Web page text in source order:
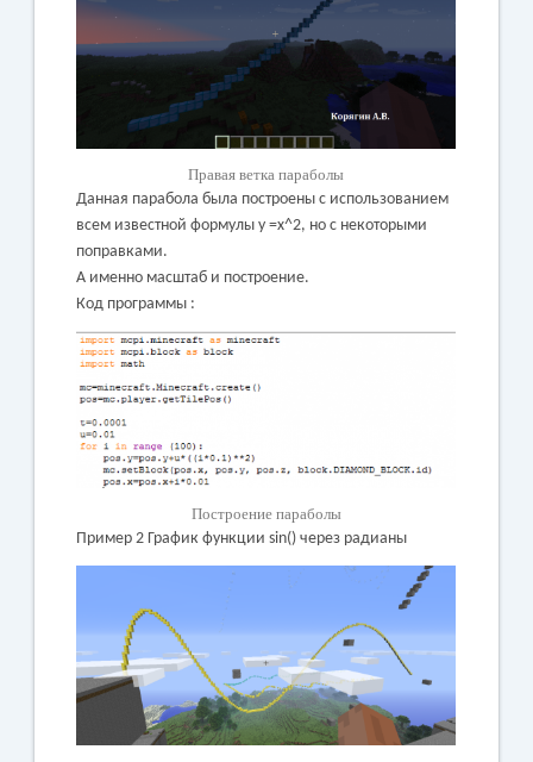
Правая ветка параболы
Данная парабола была построены с использованием
всем известной формулы y =x^2, но с некоторыми
поправками.
А именно масштаб и построение.
Код программы :
Построение параболы
Пример 2 График функции sin() через радианы